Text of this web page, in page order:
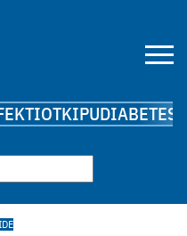
KIPUDIABETES